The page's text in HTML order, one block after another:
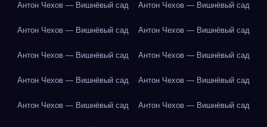
Антон Чехов — Вишнёвый сад Антон Чехов — Вишнёвый сад
Антон Чехов — Вишнёвый сад Антон Чехов — Вишнёвый сад
Антон Чехов — Вишнёвый сад Антон Чехов — Вишнёвый сад
Антон Чехов — Вишнёвый сад Антон Чехов — Вишнёвый сад
Антон Чехов — Вишнёвый сад Антон Чехов — Вишнёвый сад